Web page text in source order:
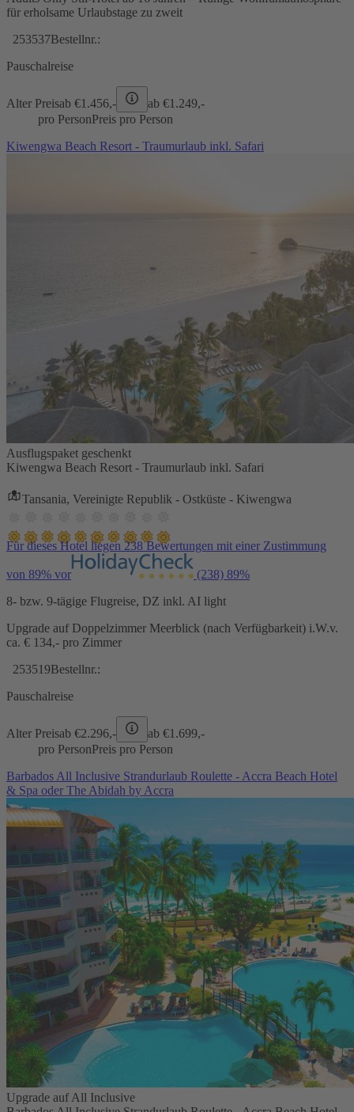
für erholsame Urlaubstage zu zweit
253537Bestellnr.:
Pauschalreise
Alter Preisab €1.456,- ab €1.249,-
pro PersonPreis pro Person
Kiwengwa Beach Resort - Traumurlaub inkl. Safari
Ausflugspaket geschenkt
Kiwengwa Beach Resort - Traumurlaub inkl. Safari
Tansania, Vereinigte Republik - Ostküste - Kiwengwa
Für dieses Hotel liegen 238 Bewertungen mit einer Zustimmung
von 89% vor (238) 89%
8- bzw. 9-tägige Flugreise, DZ inkl. AI light
Upgrade auf Doppelzimmer Meerblick (nach Verfügbarkeit) i.W.v.
ca. € 134,- pro Zimmer
253519Bestellnr.:
Pauschalreise
Alter Preisab €2.296,- ab €1.699,-
pro PersonPreis pro Person
Barbados All Inclusive Strandurlaub Roulette - Accra Beach Hotel
& Spa oder The Abidah by Accra
Upgrade auf All Inclusive